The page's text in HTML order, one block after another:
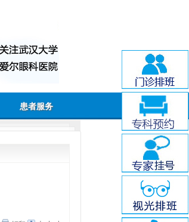
患者服务